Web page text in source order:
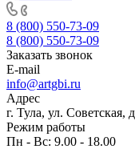
8 (800) 550-73-09
8 (800) 550-73-09
Заказать звонок
E-mail
info@artgbi.ru
Адрес
г. Тула, ул. Советская,
Режим работы
Пн - Вс: 9.00 - 18.00